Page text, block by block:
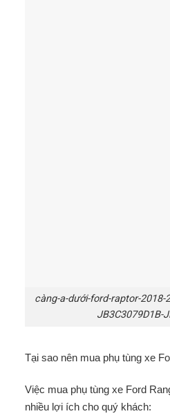
càng-a-dưới-ford-raptor-2018-
JB3C3079D1B-
Tại sao nên mua phụ tùng xe
Việc mua phụ tùng xe Ford
nhiều lợi ích cho quý khách: